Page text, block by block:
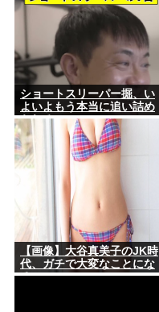
ショートスリーパー掘、い
よいよもう本当に追い詰め
られる
【画像】大谷真美子のJK時
代、ガチで大変なことにな
るwww